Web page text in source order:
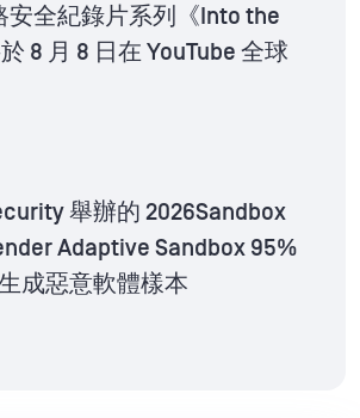
安全紀錄片系列《Into the
8 月 8 日在 YouTube 全球
舉辦的 2026Sandbox
Adaptive Sandbox 95%
成惡意軟體樣本